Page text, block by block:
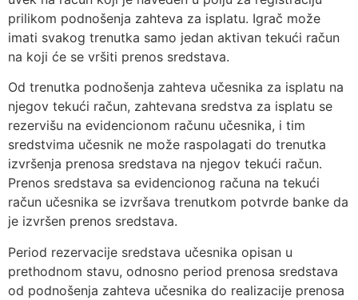
prilikom podnošenja zahteva za isplatu. Igrač može
imati svakog trenutka samo jedan aktivan tekući račun
na koji će se vršiti prenos sredstava.
Od trenutka podnošenja zahteva učesnika za isplatu na
njegov tekući račun, zahtevana sredstva za isplatu se
rezervišu na evidencionom računu učesnika, i tim
sredstvima učesnik ne može raspolagati do trenutka
izvršenja prenosa sredstava na njegov tekući račun.
Prenos sredstava sa evidencionog računa na tekući
račun učesnika se izvršava trenutkom potvrde banke da
je izvršen prenos sredstava.
Period rezervacije sredstava učesnika opisan u
prethodnom stavu, odnosno period prenosa sredstava
od podnošenja zahteva učesnika do realizacije prenosa